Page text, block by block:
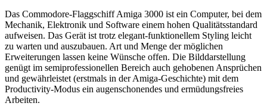
Das Commodore-Flaggschiff Amiga 3000 ist ein Computer, bei dem
Mechanik, Elektronik und Software einem hohen Qualitätsstandard
aufweisen. Das Gerät ist trotz elegant-funktionellem Styling leicht
zu warten und auszubauen. Art und Menge der möglichen
Erweiterungen lassen keine Wünsche offen. Die Bilddarstellung
genügt im semiprofessionellen Bereich auch gehobenen Ansprüchen
und gewährleistet (erstmals in der Amiga-Geschichte) mit dem
Productivity-Modus ein augenschonendes und ermüdungsfreies
Arbeiten.